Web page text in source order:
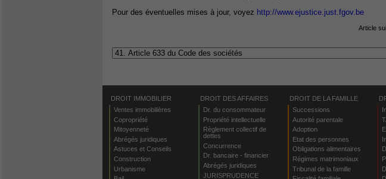
Pour des éventuelles mises à jour, voyez http://www.ejustice.just.fgov.be
Article
DROIT IMMOBILIER
Ventes immobilières
Copropriété
Mitoyenneté
Abrégés juridiques
Astuces et Conseils
Construction
Urbanisme
DROIT DES AFFAIRES
Dr. du consommateur
Propriété intellectuelle
Règlement collectif de
dettes
Concurrence
Dr. bancaire - financier
Abrégés juridiques
JURISPRUDENCE
DROIT DE LA FAMILLE
Successions
Autorité parentale
Adoption
Etat des personnes
Obligations alimentaires
Régimes matrimoniaux
Tribunal de la famille